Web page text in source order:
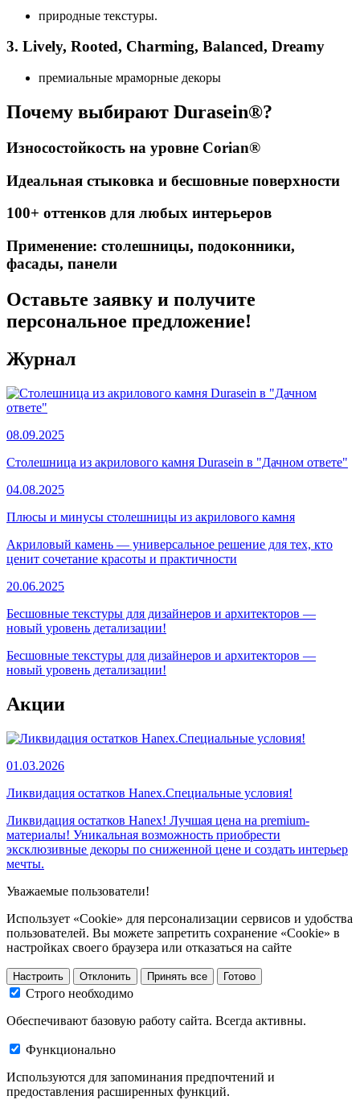
природные текстуры.
3. Lively, Rooted, Charming, Balanced, Dreamy
премиальные мраморные декоры
Почему выбирают Durasein®?
Износостойкость на уровне Corian®
Идеальная стыковка и бесшовные поверхности
100+ оттенков для любых интерьеров
Применение: столешницы, подоконники,
фасады, панели
Оставьте заявку и получите
персональное предложение!
Журнал
08.09.2025
Столешница из акрилового камня Durasein в "Дачном ответе"
04.08.2025
Плюсы и минусы столешницы из акрилового камня
Акриловый камень — универсальное решение для тех, кто
ценит сочетание красоты и практичности
20.06.2025
Бесшовные текстуры для дизайнеров и архитекторов —
новый уровень детализации!
Бесшовные текстуры для дизайнеров и архитекторов —
новый уровень детализации!
Акции
01.03.2026
Ликвидация остатков Hanex.Специальные условия!
Ликвидация остатков Hanex! Лучшая цена на premium-
материалы! Уникальная возможность приобрести
эксклюзивные декоры по сниженной цене и создать интерьер
мечты.
Уважаемые пользователи!
Использует «Cookie» для персонализации сервисов и удобства
пользователей. Вы можете запретить сохранение «Cookie» в
настройках своего браузера или отказаться на сайте
Настроить Отклонить Принять все Готово
Строго необходимо
Обеспечивают базовую работу сайта. Всегда активны.
Функционально
Используются для запоминания предпочтений и
предоставления расширенных функций.